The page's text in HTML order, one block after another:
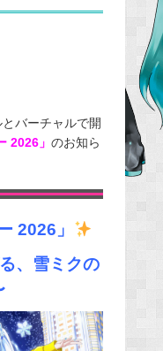
バーチャルで開
2026」 のお知ら
2026」
、雪ミクの